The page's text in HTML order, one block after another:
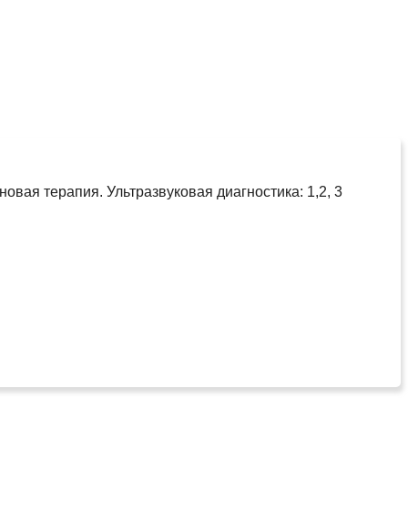
терапия. Ультразвуковая диагностика: 1,2, 3